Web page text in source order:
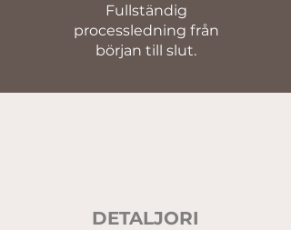
Fullständig
processledning från
början till slut.
DETALJORI